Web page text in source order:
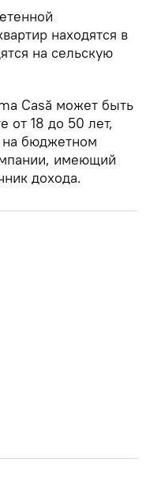
находятся в
на сельскую
Casă может быть
от 18 до 50 лет,
на бюджетном
имеющий
дохода.